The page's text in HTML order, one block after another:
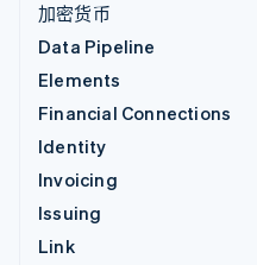
加密货币
Data Pipeline
Elements
Financial Connections
Identity
Invoicing
Issuing
Link